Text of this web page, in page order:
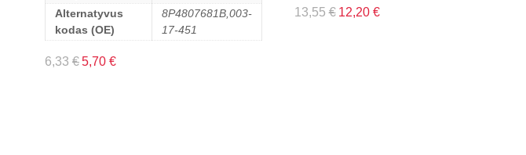
Alternatyvus
kodas (OE)
8P4807681B,003-
17-451
6,33 €5,70 €
13,55€ 12,20 €